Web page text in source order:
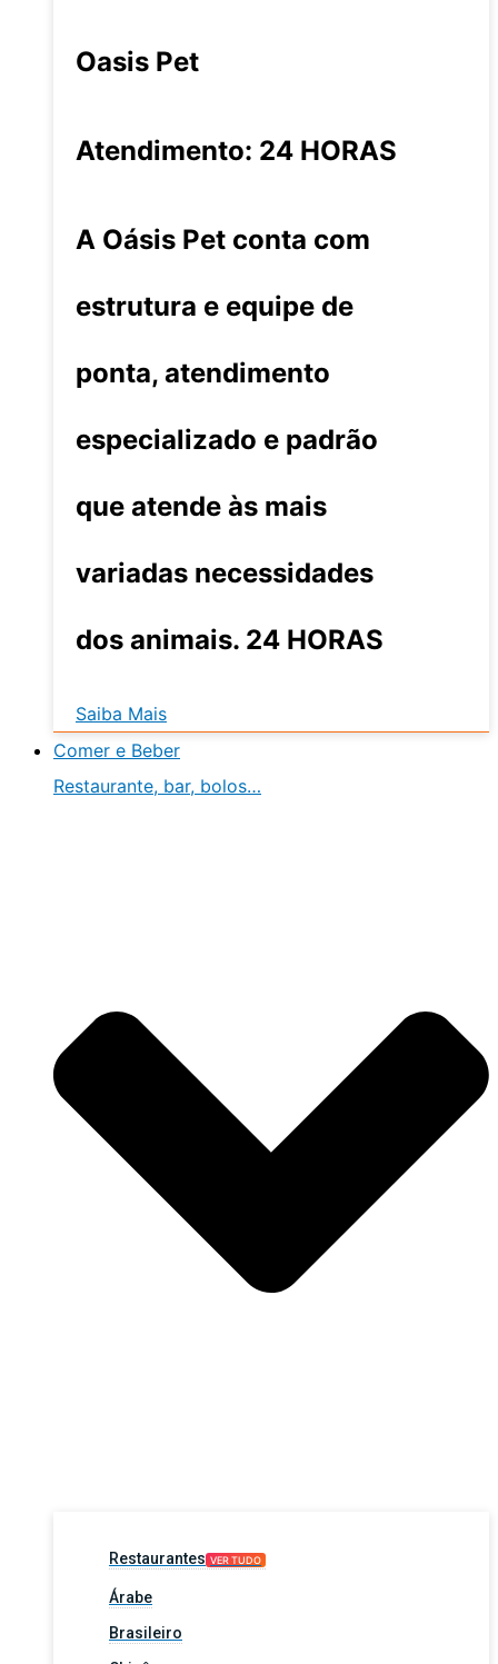
Oasis Pet
Atendimento: 24 HORAS
A Oásis Pet conta com
estrutura e equipe de
ponta, atendimento
especializado e padrão
que atende às mais
variadas necessidades
dos animais. 24 HORAS
Saiba Mais
Comer e Beber
Restaurante, bar, bolos…
Restaurantes VER TUDO
Árabe
Brasileiro